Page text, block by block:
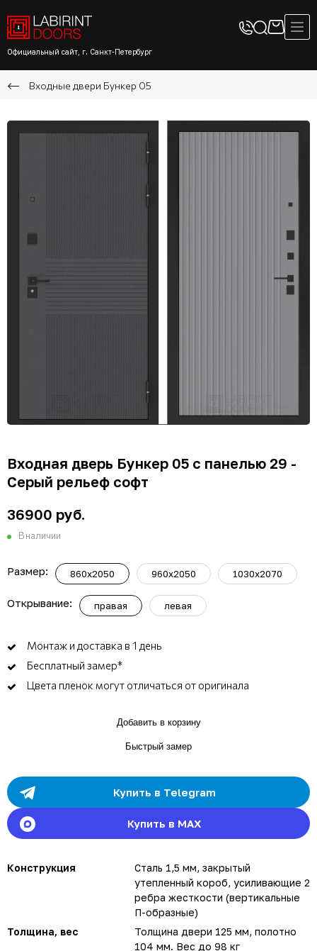
Официальный сайт, г. Санкт-Петербург
Входные двери Бункер 05
Входная дверь Бункер 05 с панелью 29 -
Серый рельеф софт
36900 руб.
В наличии
Размер: 860x2050 960x2050 1030x2070
Открывание: правая левая
Монтаж и доставка в 1 день
Бесплатный замер*
Цвета пленок могут отличаться от оригинала
Добавить в корзину
Быстрый замер
Купить в Telegram
Купить в MAX
Конструкция
Сталь 1,5 мм, закрытый
утепленный короб, усиливающие 2
ребра жесткости (вертикальные
П-образные)
Толщина, вес
Толщина двери 125 мм, полотно
104 мм. Вес до 98 кг